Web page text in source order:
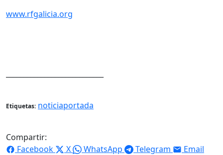
www.rfgalicia.org
Etiquetas: noticiaportada
Compartir:
Facebook
X WhatsApp Telegram Email